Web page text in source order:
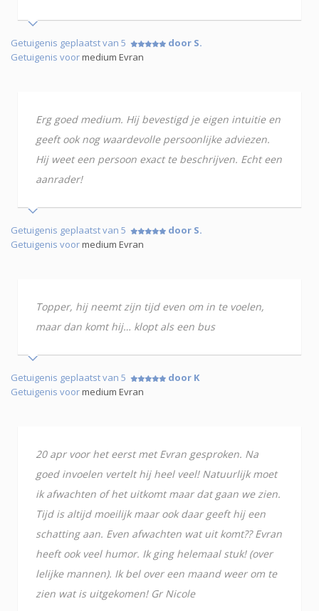
Getuigenis geplaatst van 5
door S.
Getuigenis voormedium Evran
Erg goed medium. Hij bevestigd je eigen intuitie en
geeft ook nog waardevolle persoonlijke adviezen.
Hij weet een persoon exact te beschrijven. Echt een
aanrader!
Getuigenis geplaatst van 5
door S.
Getuigenis voormedium Evran
Topper, hij neemt zijn tijd even om in te voelen,
maar dan komt hij… klopt als een bus
Getuigenis geplaatst van 5
door K
Getuigenis voormedium Evran
20 apr voor het eerst met Evran gesproken. Na
goed invoelen vertelt hij heel veel! Natuurlijk moet
ik afwachten of het uitkomt maar dat gaan we zien.
Tijd is altijd moeilijk maar ook daar geeft hij een
schatting aan. Even afwachten wat uit komt?? Evran
heeft ook veel humor. Ik ging helemaal stuk! (over
lelijke mannen). Ik bel over een maand weer om te
zien wat is uitgekomen! Gr Nicole